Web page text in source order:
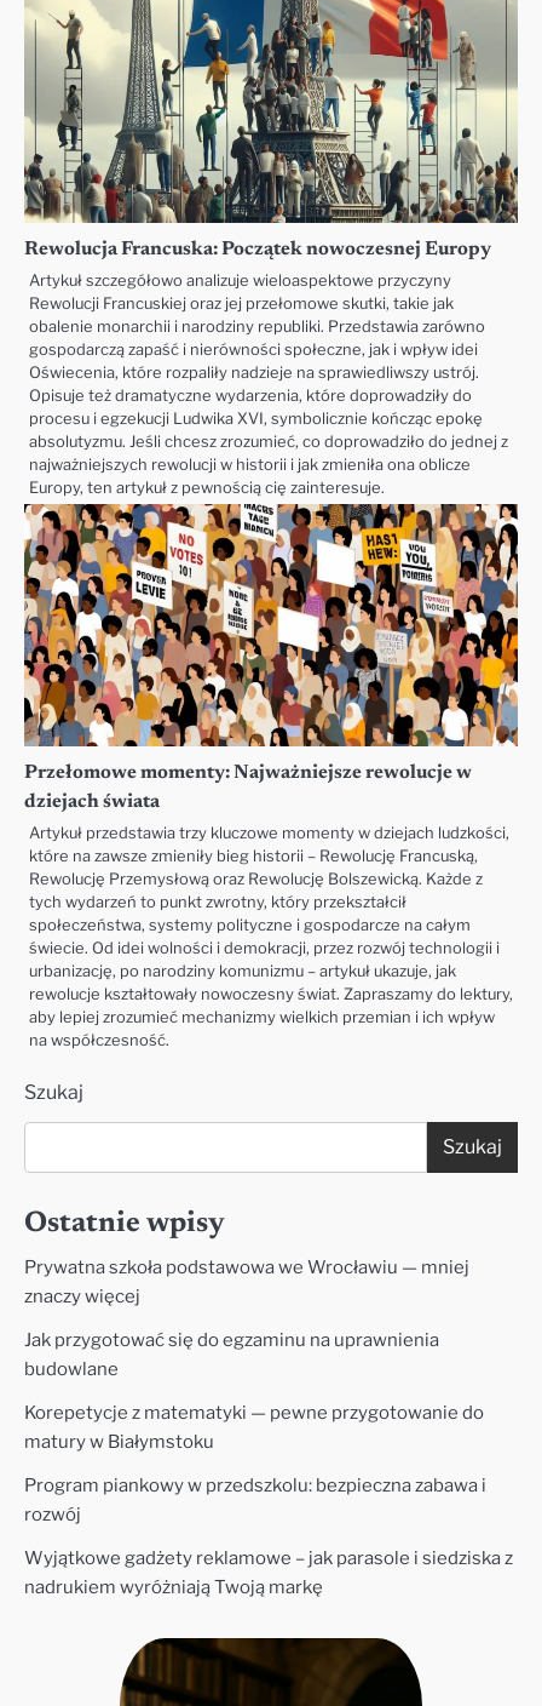
Rewolucja Francuska: Początek nowoczesnej Europy
Artykuł szczegółowo analizuje wieloaspektowe przyczyny
Rewolucji Francuskiej oraz jej przełomowe skutki, takie jak
obalenie monarchii i narodziny republiki. Przedstawia zarówno
gospodarczą zapaść i nierówności społeczne, jak i wpływ idei
Oświecenia, które rozpaliły nadzieje na sprawiedliwszy ustrój.
Opisuje też dramatyczne wydarzenia, które doprowadziły do
procesu i egzekucji Ludwika XVI, symbolicznie kończąc epokę
absolutyzmu. Jeśli chcesz zrozumieć, co doprowadziło do jednej z
najważniejszych rewolucji w historii i jak zmieniła ona oblicze
Europy, ten artykuł z pewnością cię zainteresuje.
Przełomowe momenty: Najważniejsze rewolucje w
dziejach świata
Artykuł przedstawia trzy kluczowe momenty w dziejach ludzkości,
które na zawsze zmieniły bieg historii – Rewolucję Francuską,
Rewolucję Przemysłową oraz Rewolucję Bolszewicką. Każde z
tych wydarzeń to punkt zwrotny, który przekształcił
społeczeństwa, systemy polityczne i gospodarcze na całym
świecie. Od idei wolności i demokracji, przez rozwój technologii i
urbanizację, po narodziny komunizmu – artykuł ukazuje, jak
rewolucje kształtowały nowoczesny świat. Zapraszamy do lektury,
aby lepiej zrozumieć mechanizmy wielkich przemian i ich wpływ
na współczesność.
Szukaj
Szukaj
Ostatnie wpisy
Prywatna szkoła podstawowa we Wrocławiu — mniej
znaczy więcej
Jak przygotować się do egzaminu na uprawnienia
budowlane
Korepetycje z matematyki — pewne przygotowanie do
matury w Białymstoku
Program piankowy w przedszkolu: bezpieczna zabawa i
rozwój
Wyjątkowe gadżety reklamowe – jak parasole i siedziska z
nadrukiem wyróżniają Twoją markę